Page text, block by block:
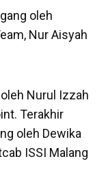
oleh
Nur Aisyah
Nurul Izzah
Terakhir
oleh Dewika
ISSI Malang